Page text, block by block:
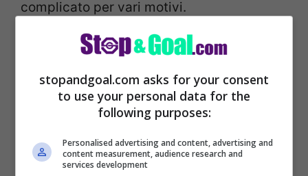
complicato per vari motivi.
stopandgoal.com asks for your consent
to use your personal data for the
following purposes:
Personalised advertising and content, advertising and
content measurement, audience research and
services development